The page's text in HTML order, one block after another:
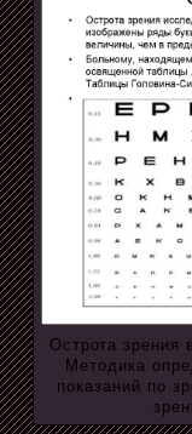
Острота зрения
Методика
показаний по